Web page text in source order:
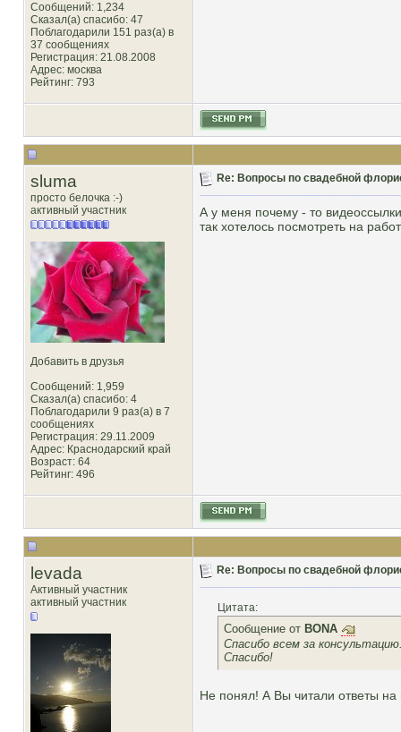
Сообщений: 1,234
Сказал(а) спасибо: 47
Поблагодарили 151 раз(а) в
37 сообщениях
Регистрация: 21.08.2008
Адрес: москва
Рейтинг: 793
sluma
просто белочка :-)
активный участник
Добавить в друзья
Сообщений: 1,959
Сказал(а) спасибо: 4
Поблагодарили 9 раз(а) в 7
сообщениях
Регистрация: 29.11.2009
Адрес: Краснодарский край
Возраст: 64
Рейтинг: 496
Re: Вопросы по свадебной
А у меня почему - то
так хотелось посмотреть на
levada
Активный участник
активный участник
Re: Вопросы по свадебной
Цитата:
Сообщение от BONA
Спасибо всем за
Спасибо!
Не понял! А Вы читали ответы на